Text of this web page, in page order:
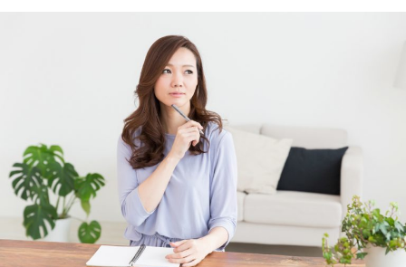
ワンルームマンション投資に関するよくある質問